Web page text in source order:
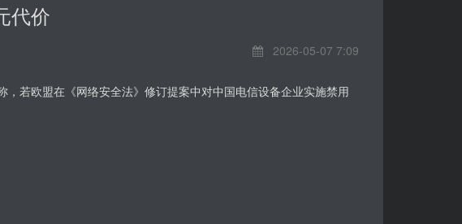
代价
2026-05-07 7:09
若欧盟在《网络安全法》修订提案中对中国电信设备企业实施禁用